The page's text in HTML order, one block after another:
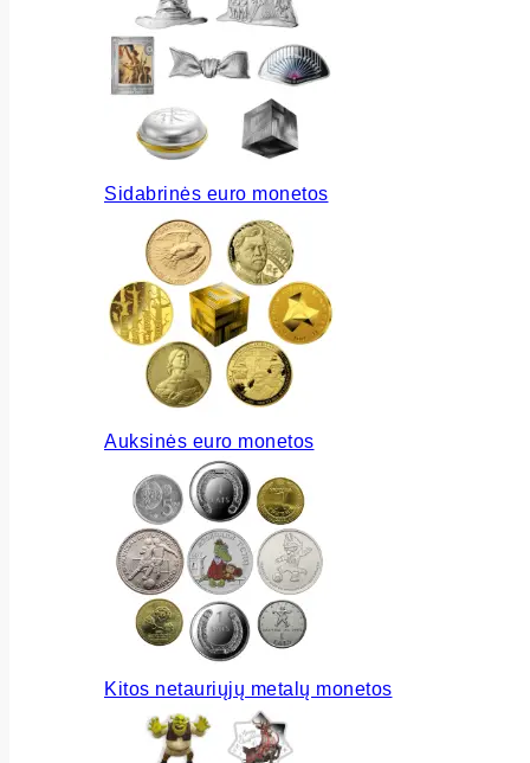
Sidabrinės euro monetos
Auksinės euro monetos
Kitos netauriųjų metalų monetos